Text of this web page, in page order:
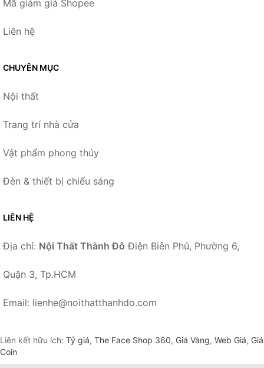
Mã giảm giá Shopee
Liên hệ
CHUYÊN MỤC
Nội thất
Trang trí nhà cửa
Vật phẩm phong thủy
Đèn & thiết bị chiếu sáng
LIÊN HỆ
Địa chỉ: Nội Thất Thành Đô Điện Biên Phủ, Phường 6,
Quận 3, Tp.HCM
Email: lienhe@noithatthanhdo.com
Liên kết hữu ích: Tỷ giá, The Face Shop 360, Giá Vàng, Web Giá, Giá
Coin